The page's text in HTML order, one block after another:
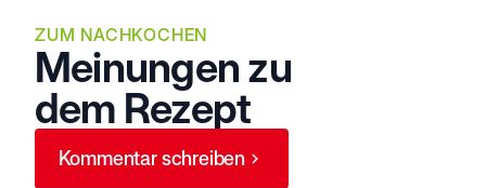
ZUM NACHKOCHEN
Meinungen zu
dem Rezept
Kommentar schreiben